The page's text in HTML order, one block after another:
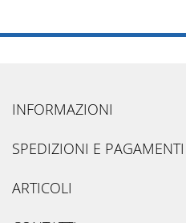
INFORMAZIONI
SPEDIZIONI E PAGAMENTI
ARTICOLI